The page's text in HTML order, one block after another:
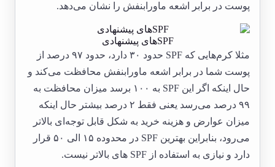
پوست در برابر اشعه ماورابنفش را نشان می‌دهد.
SPFهای پیشنهادی
مثلا کر‌م‌هایی که SPF حدود ۳۰ دارد، حدود ۹۷ درصد از
پوست شما در برابر اشعه ماورابنفش محافظت می‌کند و
حال اینکه اگر این SPF به ۱۰۰ برسد میزان محافظت به
۹۹ درصد می‌رسد یعنی فقط ۲ درصد بیشتر حال اینکه
میزان عوارض و هزینه خرید به شکل قابل توجه‌ای بالاتر
می‌رود، بنابراین بهترین SPF در محدوده ۱۵ الی ۵۰ قرار
دارد و نیازی به استفاده از SPF های بالاتر نیست.